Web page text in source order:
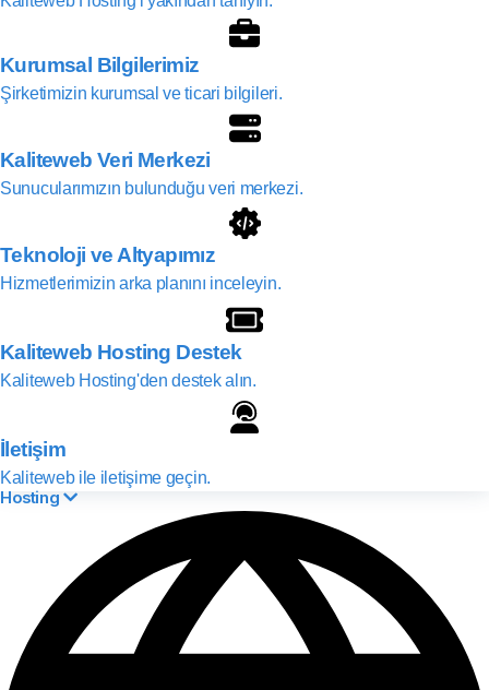
Kurumsal Bilgilerimiz
Şirketimizin kurumsal ve ticari bilgileri.
Kaliteweb Veri Merkezi
Sunucularımızın bulunduğu veri merkezi.
Teknoloji ve Altyapımız
Hizmetlerimizin arka planını inceleyin.
Kaliteweb Hosting Destek
Kaliteweb Hosting'den destek alın.
İletişim
Kaliteweb ile iletişime geçin.
Hosting